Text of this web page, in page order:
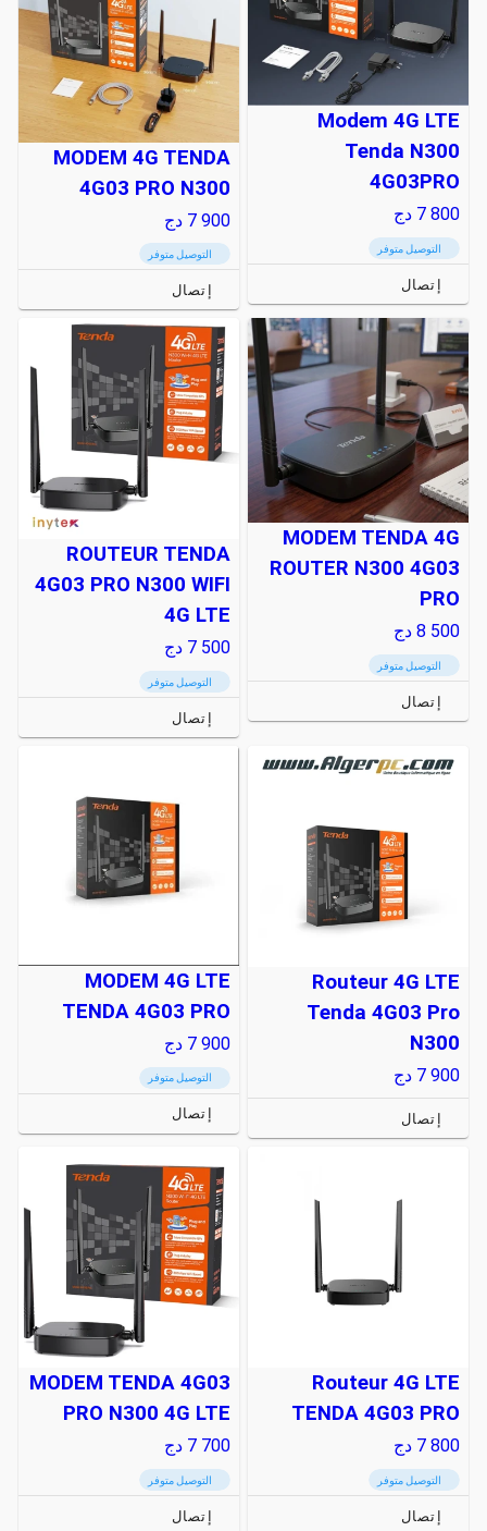
Modem 4G LTE
Tenda N300
4G03PRO
7 800 دج
التوصيل متوفر
إتصال
MODEM 4G TENDA
4G03 PRO N300
7 900 دج
التوصيل متوفر
إتصال
MODEM TENDA 4G
ROUTER N300 4G03
PRO
8 500 دج
التوصيل متوفر
إتصال
ROUTEUR TENDA
4G03 PRO N300 WIFI
4G LTE
7 500 دج
التوصيل متوفر
إتصال
Routeur 4G LTE
Tenda 4G03 Pro
N300
7 900 دج
إتصال
MODEM 4G LTE
TENDA 4G03 PRO
7 900 دج
التوصيل متوفر
إتصال
Routeur 4G LTE
TENDA 4G03 PRO
7 800 دج
التوصيل متوفر
إتصال
MODEM TENDA 4G03
PRO N300 4G LTE
7 700 دج
التوصيل متوفر
إتصال